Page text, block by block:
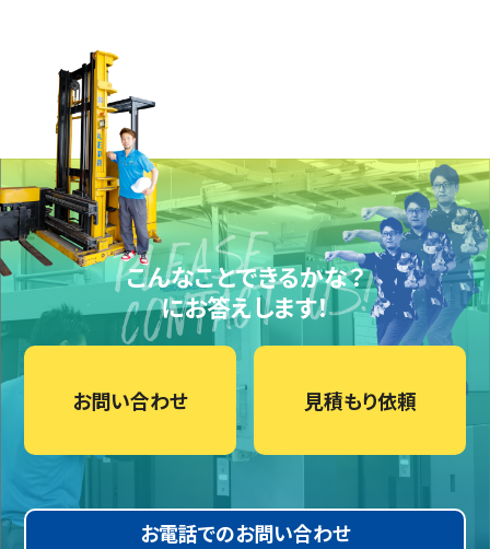
こんなことできるかな？
にお答えします！
お問い合わせ 見積もり依頼
お電話でのお問い合わせ